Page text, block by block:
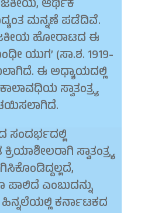
ಆರ್ಥಿಕ
ಮನ್ನಣೆ ಪಡೆದಿವೆ.
ಹೋರಾಟದ ಈ
ಯುಗ’ (ಸಾ.ಶ. 1919-
ಈ ಅಧ್ಯಾಯದಲ್ಲಿ
ಸ್ವಾತಂತ್ರ್ಯ
ಸಂದರ್ಭದಲ್ಲಿ
ಸ್ವಾತಂತ್ರ್ಯ
ಪಾಲಿದೆ ಎಂಬುದನ್ನು
ಕರ್ನಾಟಕದ